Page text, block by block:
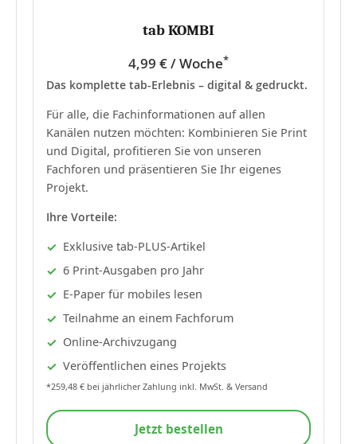
tab KOMBI
4,99 € / Woche*
Das komplette tab-Erlebnis – digital & gedruckt.
Für alle, die Fachinformationen auf allen
Kanälen nutzen möchten: Kombinieren Sie Print
und Digital, profitieren Sie von unseren
Fachforen und präsentieren Sie Ihr eigenes
Projekt.
Ihre Vorteile:
Exklusive tab-PLUS-Artikel
6 Print-Ausgaben pro Jahr
E-Paper für mobiles lesen
Teilnahme an einem Fachforum
Online-Archivzugang
Veröffentlichen eines Projekts
*259,48 € bei jährlicher Zahlung inkl. MwSt. & Versand
Jetzt bestellen